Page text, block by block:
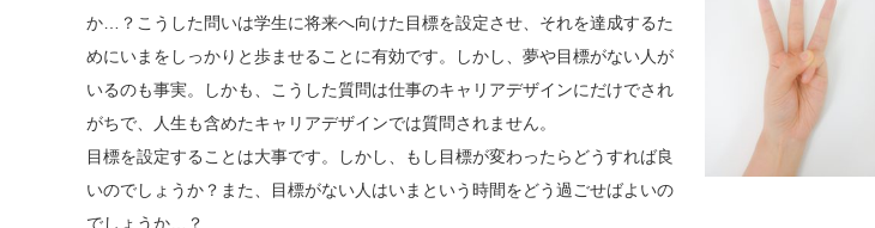
か…？こうした問いは学生に将来へ向けた目標を設定させ、それを達成するた
めにいまをしっかりと歩ませることに有効です。しかし、夢や目標がない人が
いるのも事実。しかも、こうした質問は仕事のキャリアデザインにだけでされ
がちで、人生も含めたキャリアデザインでは質問されません。
目標を設定することは大事です。しかし、もし目標が変わったらどうすれば良
いのでしょうか？また、目標がない人はいまという時間をどう過ごせばよいの
でしょうか…？